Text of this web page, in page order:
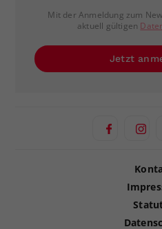
Mit der Anmeldung zum
aktuell gültigen
Jetzt